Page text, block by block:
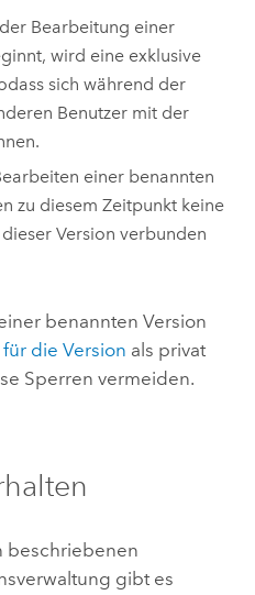
Bearbeitung einer
wird eine exklusive
sich während der
Benutzer mit der
einer benannten
zu diesem Zeitpunkt keine
Version verbunden
benannten Version
die Version als privat
Sperren vermeiden.
beschriebenen
gibt es